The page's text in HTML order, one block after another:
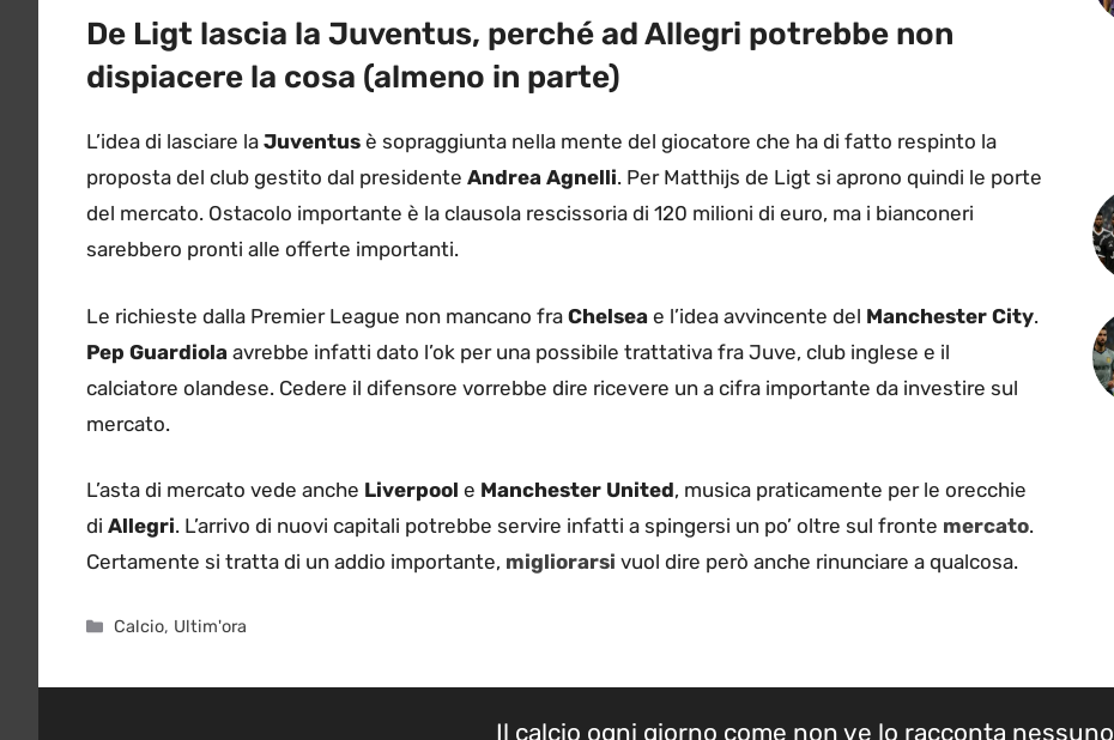
De Ligt lascia la Juventus, perché ad Allegri potrebbe non
dispiacere la cosa (almeno in parte)
L’idea di lasciare la Juventus è sopraggiunta nella mente del giocatore che ha di fatto respinto la
proposta del club gestito dal presidente Andrea Agnelli. Per Matthijs de Ligt si aprono quindi le porte
del mercato. Ostacolo importante è la clausola rescissoria di 120 milioni di euro, ma i bianconeri
sarebbero pronti alle offerte importanti.
Le richieste dalla Premier League non mancano fra Chelsea e l’idea avvincente del Manchester City.
Pep Guardiola avrebbe infatti dato l’ok per una possibile trattativa fra Juve, club inglese e il
calciatore olandese. Cedere il difensore vorrebbe dire ricevere un a cifra importante da investire sul
mercato.
L’asta di mercato vede anche Liverpool e Manchester United, musica praticamente per le orecchie
di Allegri. L’arrivo di nuovi capitali potrebbe servire infatti a spingersi un po’ oltre sul fronte mercato.
Certamente si tratta di un addio importante, migliorarsi vuol dire però anche rinunciare a qualcosa.
Categorie
Calcio, Ultim'ora
Il calcio ogni giorno come non ve lo racconta nessuno